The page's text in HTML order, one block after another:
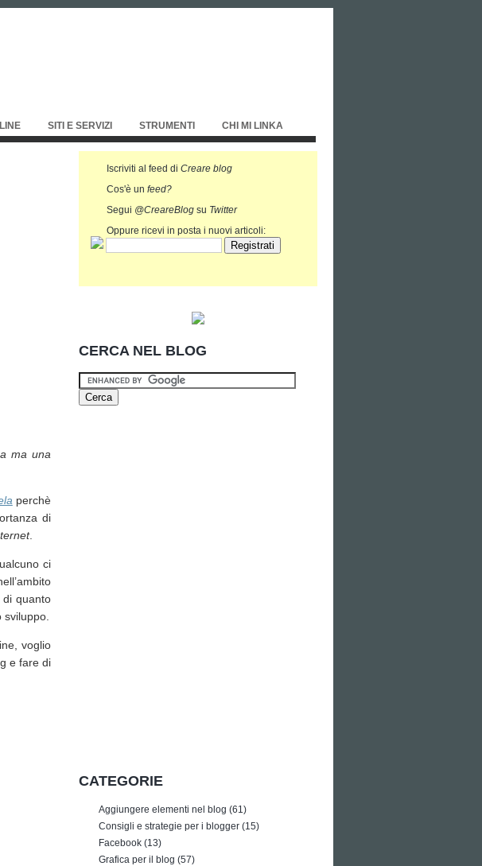
SITI E SERVIZI STRUMENTI CHI MI LINKA
ma una
perchè
di
.
ci
quanto
voglio
e fare di
Iscriviti al feed di Creare blog
Cos'è un feed?
Segui @CreareBlog su Twitter
Oppure ricevi in posta i nuovi articoli:
CERCA NEL BLOG
CATEGORIE
Aggiungere elementi nel blog (61)
Consigli e strategie per i blogger (15)
Facebook (13)
Grafica per il blog (57)